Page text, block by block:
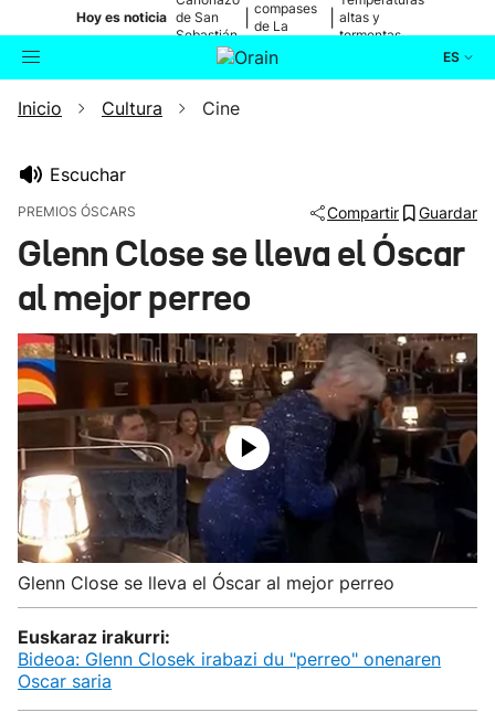
Hoy es noticia de San
Sebastián
compases
de La
altas y
tormentas
ES
Buscador Actualidad
Ikusmiran
Eguraldia
Inicio Cultura Cine
Escuchar
PREMIOS ÓSCARS Compartir Guardar
Glenn Close se lleva el Óscar
al mejor perreo
Glenn Close se lleva el Óscar al mejor perreo
Euskaraz irakurri:
Bideoa: Glenn Closek irabazi du "perreo" onenaren
Oscar saria